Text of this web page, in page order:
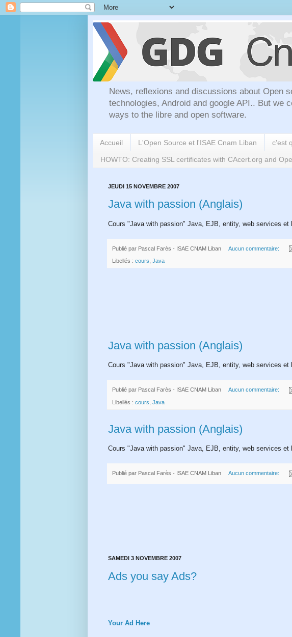
News, reflexions and discussions about Open
technologies, Android and google API.. But we
ways to the libre and open software.
Accueil L'Open Source et l'ISAE Cnam Liban c'est
HOWTO: Creating SSL certificates with CAcert.org and
JEUDI 15 NOVEMBRE 2007
Java with passion (Anglais)
Cours "Java with passion" Java, EJB, entity, web services et
Publié par Pascal Farès - ISAE CNAM Liban Aucun commentaire:
Libellés : cours Java
Java with passion (Anglais)
Cours "Java with passion" Java, EJB, entity, web services et
Publié par Pascal Farès - ISAE CNAM Liban Aucun commentaire:
Libellés : cours Java
Java with passion (Anglais)
Cours "Java with passion" Java, EJB, entity, web services et
Publié par Pascal Farès - ISAE CNAM Liban Aucun commentaire:
SAMEDI 3 NOVEMBRE 2007
Ads you say Ads?
Your Ad Here